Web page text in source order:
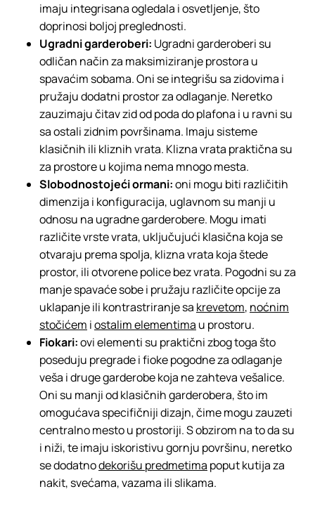
imaju integrisana ogledala i osvetljenje, što
doprinosi boljoj preglednosti.
Ugradni garderoberi: Ugradni garderoberi su
odličan način za maksimiziranje prostora u
spavaćim sobama. Oni se integrišu sa zidovima i
pružaju dodatni prostor za odlaganje. Neretko
zauzimaju čitav zid od poda do plafona i u ravni su
sa ostali zidnim površinama. Imaju sisteme
klasičnih ili kliznih vrata. Klizna vrata praktična su
za prostore u kojima nema mnogo mesta.
Slobodnostojeći ormani:oni mogu biti različitih
dimenzija i konfiguracija, uglavnom su manji u
odnosu na ugradne garderobere. Mogu imati
različite vrste vrata, uključujući klasična koja se
otvaraju prema spolja, klizna vrata koja štede
prostor, ili otvorene police bez vrata. Pogodni su za
manje spavaće sobe i pružaju različite opcije za
uklapanje ili kontrastriranje sa krevetom, noćnim
stočićem iostalim elementima u prostoru.
Fiokari:ovi elementi su praktični zbog toga što
poseduju pregrade i fioke pogodne za odlaganje
veša i druge garderobe koja ne zahteva vešalice.
Oni su manji od klasičnih garderobera, što im
omogućava specifičniji dizajn, čime mogu zauzeti
centralno mesto u prostoriji. S obzirom na to da su
i niži, te imaju iskoristivu gornju površinu, neretko
se dodatnodekorišu predmetima poput kutija za
nakit, svećama, vazama ili slikama.